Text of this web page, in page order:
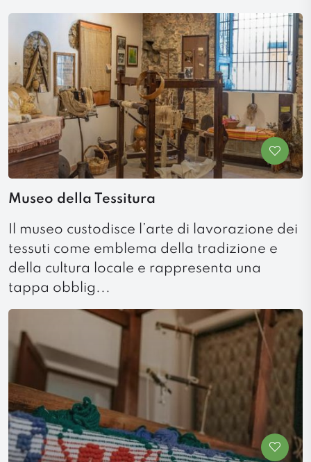
Museo della Tessitura
Il museo custodisce l’arte di lavorazione dei
tessuti come emblema della tradizione e
della cultura locale e rappresenta una
tappa obblig...